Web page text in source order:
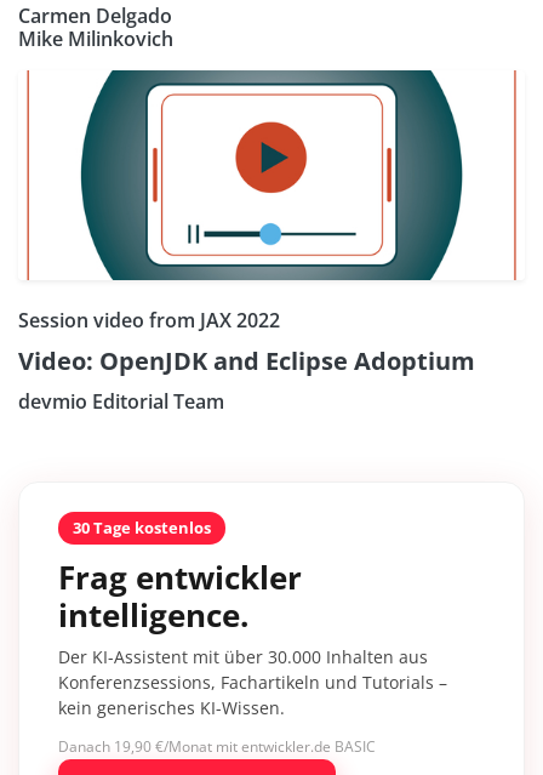
Carmen Delgado
Mike Milinkovich
Session video from JAX 2022
Video: OpenJDK and Eclipse Adoptium
devmio Editorial Team
30 Tage kostenlos
Frag entwickler
intelligence.
Der KI-Assistent mit über 30.000 Inhalten aus
Konferenzsessions, Fachartikeln und Tutorials –
kein generisches KI-Wissen.
Danach 19,90 €/Monat mit entwickler.de BASIC